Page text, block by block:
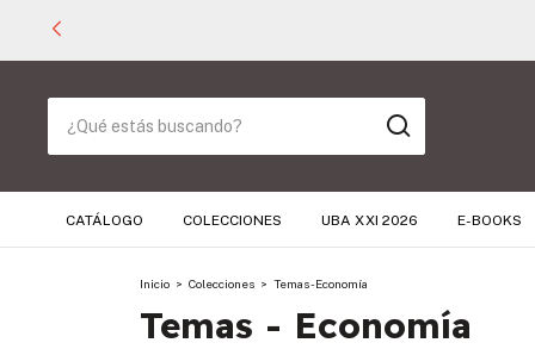
CATÁLOGO COLECCIONES UBA XXI 2026 E-BOOKS
Inicio > Colecciones > Temas - Economía
Temas - Economía